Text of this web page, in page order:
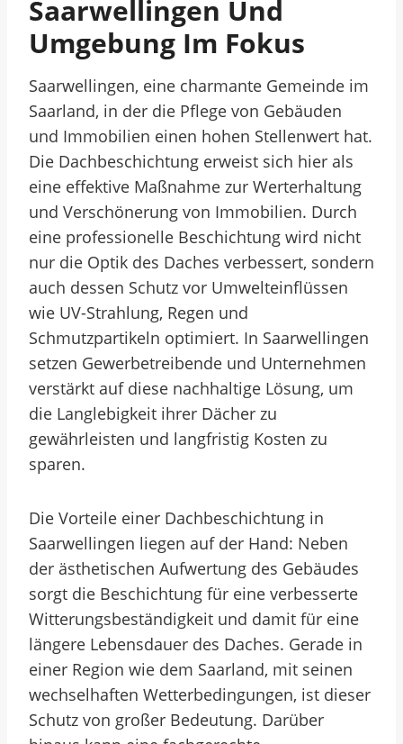
Saarwellingen Und
Umgebung Im Fokus
Saarwellingen, eine charmante Gemeinde im
Saarland, in der die Pflege von Gebäuden
und Immobilien einen hohen Stellenwert hat.
Die Dachbeschichtung erweist sich hier als
eine effektive Maßnahme zur Werterhaltung
und Verschönerung von Immobilien. Durch
eine professionelle Beschichtung wird nicht
nur die Optik des Daches verbessert, sondern
auch dessen Schutz vor Umwelteinflüssen
wie UV-Strahlung, Regen und
Schmutzpartikeln optimiert. In Saarwellingen
setzen Gewerbetreibende und Unternehmen
verstärkt auf diese nachhaltige Lösung, um
die Langlebigkeit ihrer Dächer zu
gewährleisten und langfristig Kosten zu
sparen.
Die Vorteile einer Dachbeschichtung in
Saarwellingen liegen auf der Hand: Neben
der ästhetischen Aufwertung des Gebäudes
sorgt die Beschichtung für eine verbesserte
Witterungsbeständigkeit und damit für eine
längere Lebensdauer des Daches. Gerade in
einer Region wie dem Saarland, mit seinen
wechselhaften Wetterbedingungen, ist dieser
Schutz von großer Bedeutung. Darüber